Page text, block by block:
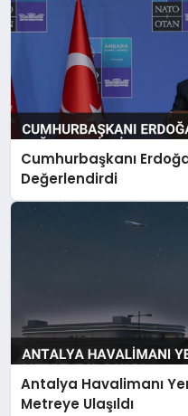
Cumhurbaşkanı
Değerlendirdi
Antalya Havalimanı
Metreye Ulaşıldı